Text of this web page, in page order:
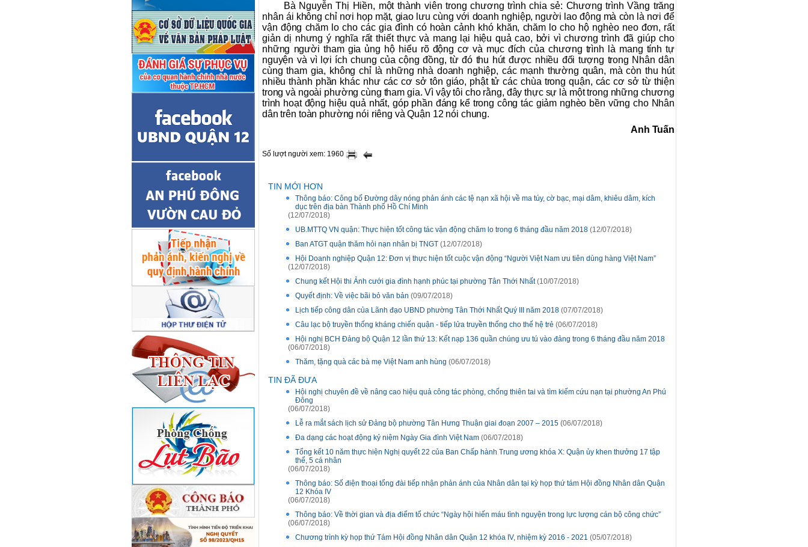
Bà Nguyễn Thị Hiền, một thành viên trong chương trình chia sẻ: Chương trình Vầng trăng
nhân ái không chỉ nơi họp mặt, giao lưu cùng với doanh nghiệp, người lao động mà còn là nơi để
vận động chăm lo cho các gia đình có hoàn cảnh khó khăn, chăm lo cho hộ nghèo neo đơn, rất
giản dị nhưng ý nghĩa rất thiết thực và mang lại hiệu quả cao, bởi vì chương trình đã giúp cho
những người tham gia ủng hộ hiểu rõ động cơ và mục đích của chương trình là mang tính tự
nguyện và vì lợi ích chung của cộng đồng, từ đó thu hút được nhiều đối tượng trong Nhân dân
cùng tham gia, không chỉ là những nhà doanh nghiệp, các mạnh thường quân, mà còn thu hút
nhiều thành phần khác như các cơ sở tôn giáo, phật tử các chùa trong quận, các cơ sở từ thiện
trong và ngoài phường cùng tham gia. Vì vậy tôi cho rằng, đây thực sự là một trong những chương
trình hoạt động hiệu quả nhất, góp phần đáng kể trong công tác giảm nghèo bền vững cho Nhân
dân trên toàn phường nói riêng và Quận 12 nói chung.
Anh Tuấn
Số lượt người xem: 1960
TIN MỚI HƠN
Thông báo: Công bố Đường dây nóng phản ánh các tệ nạn xã hội về ma túy, cờ bạc, mại dâm, khiêu dâm, kích
dục trên địa bàn Thành phố Hồ Chí Minh
(12/07/2018)
UB.MTTQ VN quận: Thực hiện tốt công tác vận động chăm lo trong 6 tháng đầu năm 2018 (12/07/2018)
Ban ATGT quận thăm hỏi nạn nhân bị TNGT (12/07/2018)
Hội Doanh nghiệp Quận 12: Đơn vị thực hiện tốt cuộc vận động “Người Việt Nam ưu tiên dùng hàng Việt Nam”
(12/07/2018)
Chung kết Hội thi Ảnh cưới gia đình hạnh phúc tại phường Tân Thới Nhất(10/07/2018)
Quyết định: Về việc bãi bỏ văn bản (09/07/2018)
Lịch tiếp công dân của Lãnh đạo UBND phường Tân Thới Nhất Quý III năm 2018 (07/07/2018)
Câu lạc bộ truyền thống kháng chiến quận - tiếp lửa truyền thống cho thế hệ trẻ (06/07/2018)
Hội nghị BCH Đảng bộ Quận 12 lần thứ 13: Kết nạp 136 quần chúng ưu tú vào đảng trong 6 tháng đầu năm 2018
(06/07/2018)
Thăm, tặng quà các bà mẹ Việt Nam anh hùng (06/07/2018)
TIN ĐÃ ĐƯA
Hội nghị chuyên đề về nâng cao hiệu quả công tác phòng, chống thiên tai và tìm kiếm cứu nạn tại phường An Phú
Đông
(06/07/2018)
Lễ ra mắt sách lịch sử Đảng bộ phường Tân Hưng Thuận giai đoạn 2007 – 2015 (06/07/2018)
Đa dạng các hoạt động kỷ niệm Ngày Gia đình Việt Nam (06/07/2018)
Tổng kết 10 năm thực hiện Nghị quyết 22 của Ban Chấp hành Trung ương khóa X: Quận ủy khen thưởng 17 tập
thể, 5 cá nhân
(06/07/2018)
Thông báo: Số điện thoại tổng đài tiếp nhận phản ánh của Nhân dân tại kỳ họp thứ tám Hội đồng Nhân dân Quận
12 Khóa IV
(06/07/2018)
Thông báo: Về thời gian và địa điểm tổ chức “Ngày hội hiến máu tình nguyện trong lực lượng cán bộ công chức”
(06/07/2018)
Chương trình kỳ họp thứ Tám Hội đồng Nhân dân Quận 12 khóa IV, nhiệm kỳ 2016 - 2021 (05/07/2018)